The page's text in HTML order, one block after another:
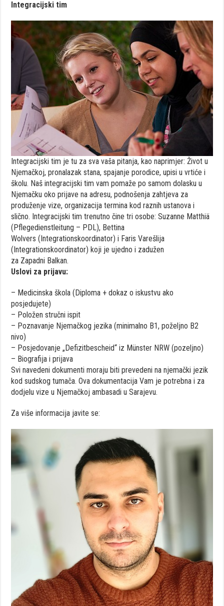
Integracijski tim
Integracijski tim je tu za sva vašapitanja,kao naprimjer: Život u
Njemačkoj,pronalazak stana,spajanje porodice,upisi uvrtiće i
školu. Našintegracijski timvampomaže po samom dolasku u
Njemačku oko prijave naadresu,podnošenja zahtjeva za
produženjevize,organizacija termina kodraznih ustanova i
slično. Integracijski timtrenutno činetri osobe: Suzanne Matthiä
(Pflegedienstleitung – PDL), Bettina
Wolvers(Integrationskoordinator) i FarisVarešlija
(Integrationskoordinator)koji jeujedno i zadužen
za Zapadni Balkan.
Uslovi za prijavu:
– Medicinska škola (Diploma +dokaz oiskustvu ako
posjedujete)
– Položen stručni ispit
– Poznavanje Njemačkog jezika (minimalno B1,poželjno B2
nivo)
– Posjedovanje „Defizitbescheid“iz Münster NRW (pozeljno)
– Biografija iprijava
Svi navedeni dokumenti moraju biti prevedeni nanjemački jezik
kodsudskog tumača. Ovadokumentacija Vam jepotrebna i za
dodjelu vizeu Njemačkoj ambasadi uSarajevu.
Za višeinformacija javite se: